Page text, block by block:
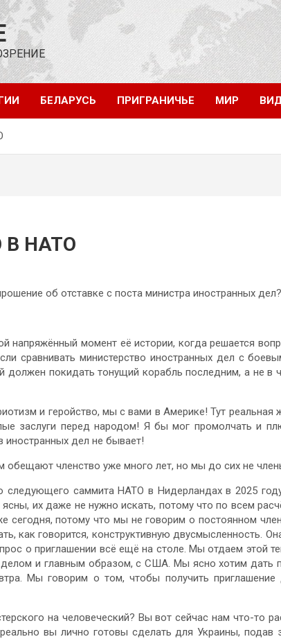
БЕЛАРУСЬ ПРИГРАНИЧЬЕ МИР
В НАТО
об отставке с поста министра иностранных дел?
напряжённый момент её истории, когда решается
сравнивать министерство иностранных дел с
должен покидать тонущий корабль последним, а не в
и геройство, мы с вами в Америке! Тут реальная
заслуги перед народом! Я бы мог промолчать и
иностранных дел не бывает!
обещают членство уже много лет, но мы до сих не
саммита НАТО в Нидерландах в 2025
их даже не нужно искать, потому что по всем
сегодня, потому что мы не говорим о постоянном
как говорится, конструктивную двусмысленность.
о приглашении всё ещё на столе. Мы отдаем этой
и главным образом, с США. Мы ясно хотим дать
Мы говорим о том, чтобы получить приглашение
на человеческий? Вы вот сейчас нам что-то
вы лично готовы сделать для Украины, подав